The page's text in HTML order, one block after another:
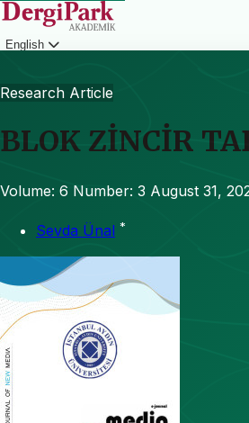
English
Research Article
BLOK ZİNCİR
Volume: 6 Number: 3 August 31,
Sevda Ünal *